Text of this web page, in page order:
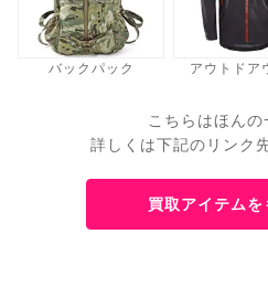
バックパック アウトドア
こちらはほんの
詳しくは下記のリンク
買取アイテムを